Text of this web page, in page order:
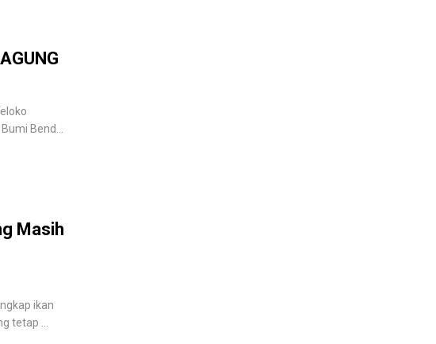
Bend...
Masih
ikan
tetap ...